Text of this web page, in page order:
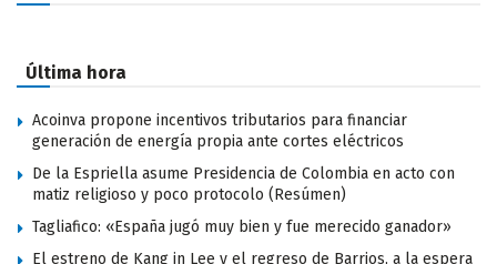
Última hora
Acoinva propone incentivos tributarios para financiar
generación de energía propia ante cortes eléctricos
De la Espriella asume Presidencia de Colombia en acto con
matiz religioso y poco protocolo (Resúmen)
Tagliafico: «España jugó muy bien y fue merecido ganador»
El estreno de Kang in Lee y el regreso de Barrios, a la espera